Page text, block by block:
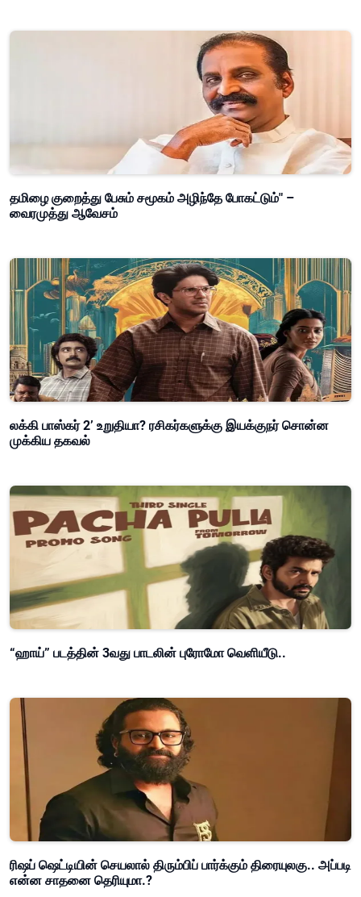
தமிழை குறைத்து பேசும் சமூகம் அழிந்தே போகட்டும்" –
வைரமுத்து ஆவேசம்
லக்கி பாஸ்கர் 2’ உறுதியா? ரசிகர்களுக்கு இயக்குநர் சொன்ன
முக்கிய தகவல்
“ஹாய்” படத்தின் 3வது பாடலின் புரோமோ வெளியீடு..
ரிஷப் ஷெட்டியின் செயலால் திரும்பிப் பார்க்கும் திரையுலகு.. அப்படி
என்ன சாதனை தெரியுமா.?